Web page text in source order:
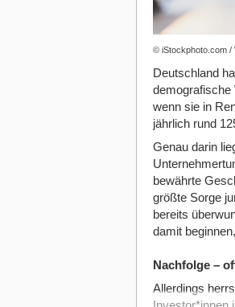
© iStockphoto.com /
Deutschland
demografische
wenn sie in
jährlich rund
Genau darin
bewährte
größte Sorge
bereits
damit
Nachfolge –
Allerdings